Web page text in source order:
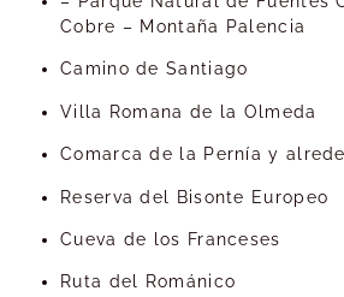
Cobre – Montaña Palencia
Camino de Santiago
Villa Romana de la Olmeda
Comarca de la Pernía y
Reserva del Bisonte Europeo
Cueva de los Franceses
Ruta del Románico